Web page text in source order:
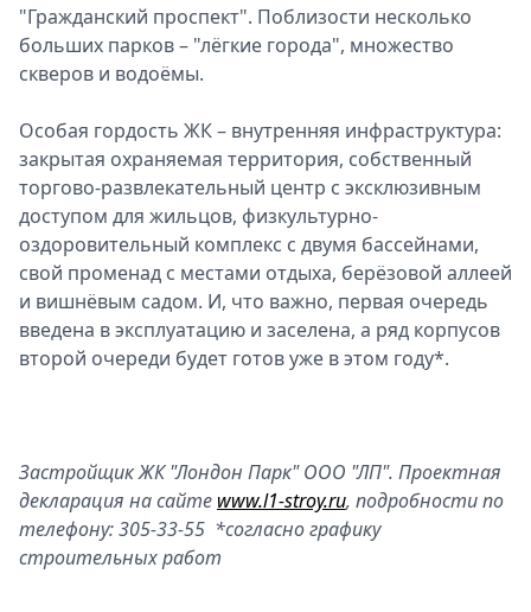
"Гражданский проспект". Поблизости несколько
больших парков – "лёгкие города", множество
скверов и водоёмы.
Особая гордость ЖК – внутренняя инфраструктура:
закрытая охраняемая территория, собственный
торгово-развлекательный центр с эксклюзивным
доступом для жильцов, физкультурно-
оздоровительный комплекс с двумя бассейнами,
свой променад с местами отдыха, берёзовой аллеей
и вишнёвым садом. И, что важно, первая очередь
введена в эксплуатацию и заселена, а ряд корпусов
второй очереди будет готов уже в этом году*.
Застройщик ЖК "Лондон Парк" ООО "ЛП". Проектная
декларация на сайте www.l1-stroy.ru, подробности по
телефону: 305-33-55 *согласно графику
строительных работ